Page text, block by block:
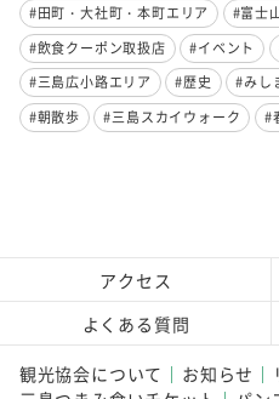
#田町・大社町・本町エリア
#富士
#飲食クーポン取扱店
#イベント
#三島広小路エリア
#歴史 #みし
#朝散歩
#三島スカイウォーク #
アクセス
よくある質問
観光協会について お知らせ